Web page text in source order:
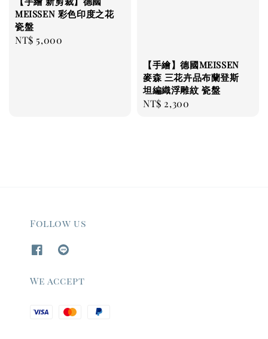
MEISSEN 彩色印度之花
瓷盤
Regular
NT$ 5,000
【手繪】德國MEISSEN
麥森 三花卉品布蘭登斯
坦編織浮雕紋 瓷盤
Regular
NT$ 2,300
Follow us
We accept